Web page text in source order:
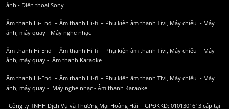
ảnh - Điện thoại Sony
Âm thanh Hi-End – Âm thanh Hi-fi – Phụ kiện âm thanh Tivi, Máy chiếu - Máy
ảnh, máy quay - Máy nghe nhạc
Âm thanh Hi-End – Âm thanh Hi-fi – Phụ kiện âm thanh Tivi, Máy chiếu - Máy
ảnh, máy quay - Âm thanh Karaoke
Âm thanh Hi-End – Âm thanh Hi-fi – Phụ kiện âm thanh Tivi, Máy chiếu - Máy
ảnh, máy quay - Máy nghe nhạc - Âm thanh Karaoke
Công ty TNHH Dịch Vụ và Thương Mại Hoàng Hải - GPĐKKD: 0101301613 cấp tại